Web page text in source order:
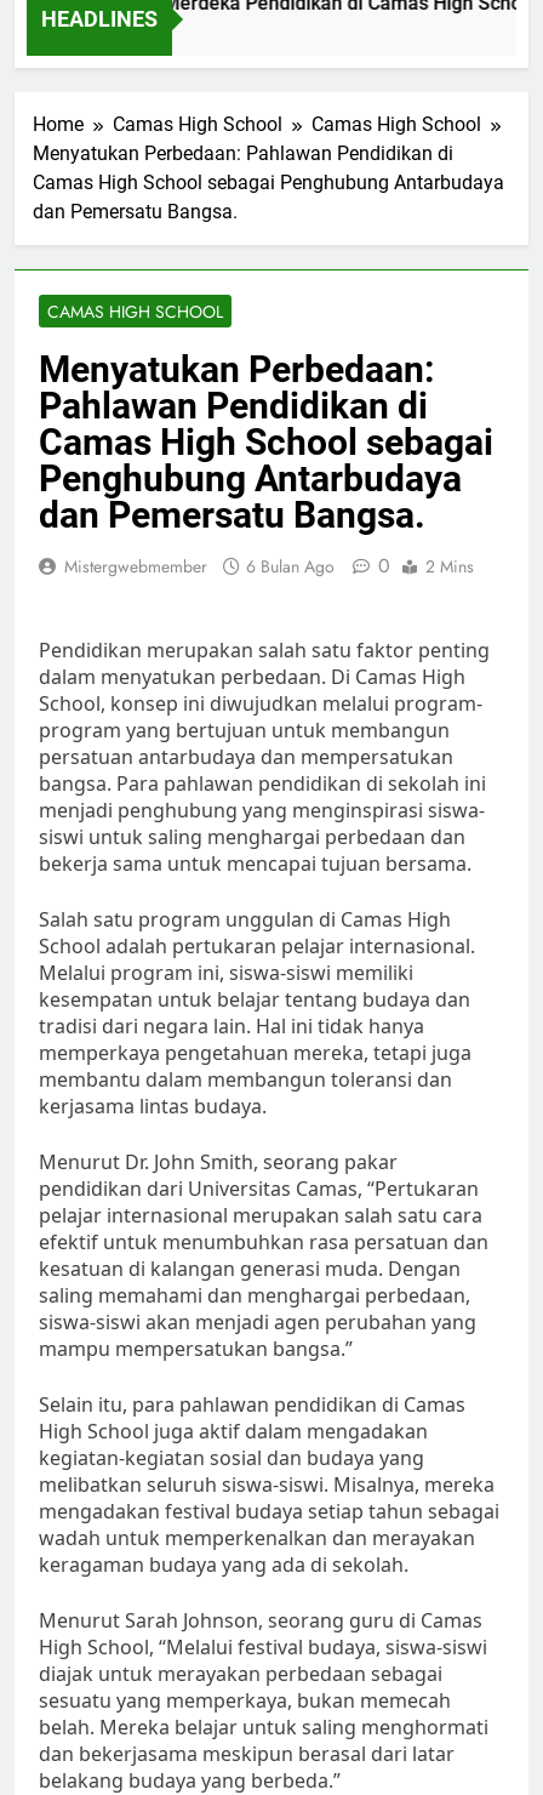
HEADLINES
Home Camas High School
Camas High School
Menyatukan Perbedaan: Pahlawan Pendidikan di
Camas High School sebagai Penghubung Antarbudaya
dan Pemersatu Bangsa.
CAMAS HIGH SCHOOL
Menyatukan Perbedaan:
Pahlawan Pendidikan di
Camas High School sebagai
Penghubung Antarbudaya
dan Pemersatu Bangsa.
Mistergwebmember 6 Bulan Ago 0 2 Mins
Pendidikan merupakan salah satu faktor penting
dalam menyatukan perbedaan. Di Camas High
School, konsep ini diwujudkan melalui program-
program yang bertujuan untuk membangun
persatuan antarbudaya dan mempersatukan
bangsa. Para pahlawan pendidikan di sekolah ini
menjadi penghubung yang menginspirasi siswa-
siswi untuk saling menghargai perbedaan dan
bekerja sama untuk mencapai tujuan bersama.
Salah satu program unggulan di Camas High
School adalah pertukaran pelajar internasional.
Melalui program ini, siswa-siswi memiliki
kesempatan untuk belajar tentang budaya dan
tradisi dari negara lain. Hal ini tidak hanya
memperkaya pengetahuan mereka, tetapi juga
membantu dalam membangun toleransi dan
kerjasama lintas budaya.
Menurut Dr. John Smith, seorang pakar
pendidikan dari Universitas Camas, “Pertukaran
pelajar internasional merupakan salah satu cara
efektif untuk menumbuhkan rasa persatuan dan
kesatuan di kalangan generasi muda. Dengan
saling memahami dan menghargai perbedaan,
siswa-siswi akan menjadi agen perubahan yang
mampu mempersatukan bangsa.”
Selain itu, para pahlawan pendidikan di Camas
High School juga aktif dalam mengadakan
kegiatan-kegiatan sosial dan budaya yang
melibatkan seluruh siswa-siswi. Misalnya, mereka
mengadakan festival budaya setiap tahun sebagai
wadah untuk memperkenalkan dan merayakan
keragaman budaya yang ada di sekolah.
Menurut Sarah Johnson, seorang guru di Camas
High School, “Melalui festival budaya, siswa-siswi
diajak untuk merayakan perbedaan sebagai
sesuatu yang memperkaya, bukan memecah
belah. Mereka belajar untuk saling menghormati
dan bekerjasama meskipun berasal dari latar
belakang budaya yang berbeda.”